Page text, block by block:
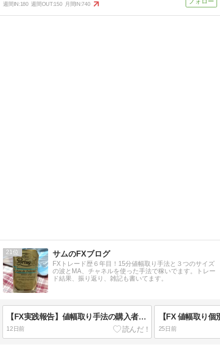
週間IN:180 週間OUT:150 月間IN:740
21 サムのFXブログ
FXトレード歴６年目！15分値幅取り手法と３つのサイズ
の波とMA、チャネルを使った手法で稼いでます。トレー
ド結果、振り返り、雑記も書いてます。
【FX実践報告】値幅取り手法の購入者から６月の結果報告！月間+1200pipsを達成したリアルな軌跡
12日前
【FX 値幅取り
25日前